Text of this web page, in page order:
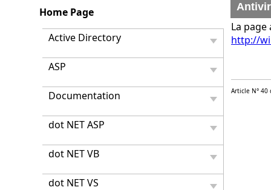
Home Page
Active Directory
ASP
Documentation
dot NET ASP
dot NET VB
dot NET VS
La
http://